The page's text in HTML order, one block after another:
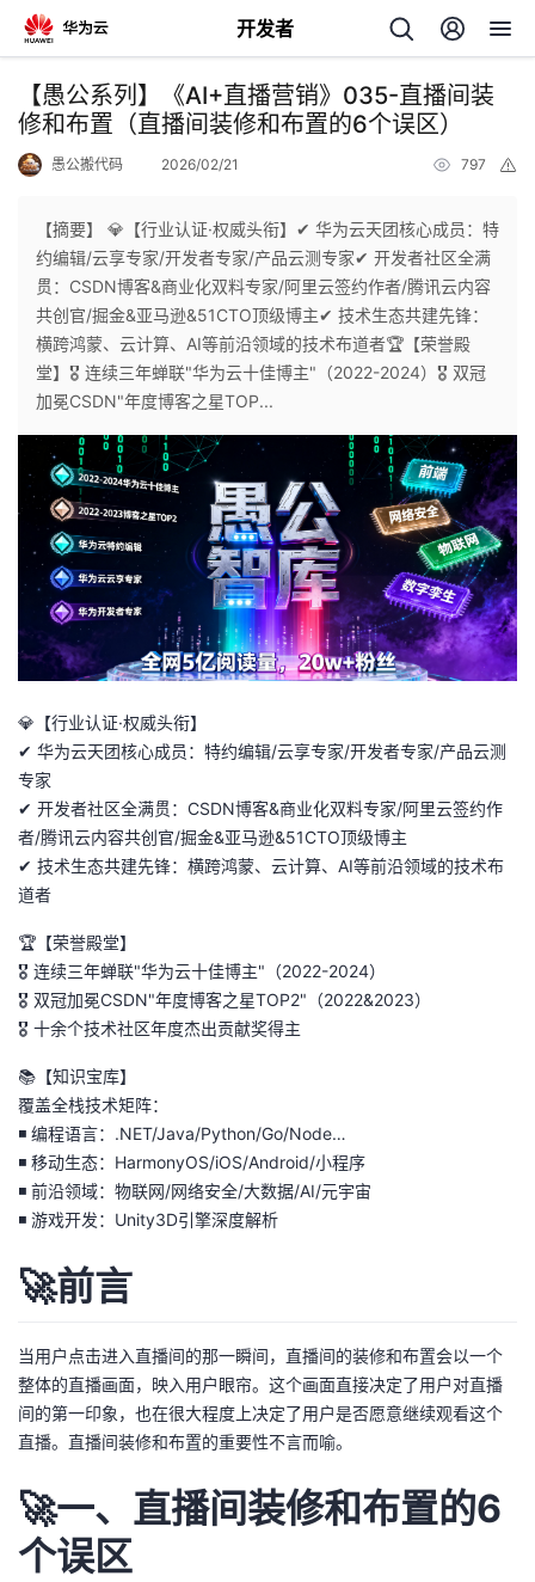
开发者
返
回
个
人
主
我
的
我
博
客
的
论
坛
我
的
圈
我
的
播
我
活
动
的
关
注
我
的
开
发
者
学
我
的
课
程
我
的
认
我
的
我
我
的
Programs
我
的
支
持
的
技
术
支
我
的
云
声
【愚公系列】《AI+直播营销》035-直播间装
修和布置（直播间装修和布置的6个误区）
愚公搬代码 2026/02/21 797
【摘要】 💎【行业认证·权威头衔】✔ 华为云天团核心成员：特
约编辑/云享专家/开发者专家/产品云测专家✔ 开发者社区全满
贯：CSDN博客&商业化双料专家/阿里云签约作者/腾讯云内容
共创官/掘金&亚马逊&51CTO顶级博主✔ 技术生态共建先锋：
横跨鸿蒙、云计算、AI等前沿领域的技术布道者🏆【荣誉殿
堂】🎖 连续三年蝉联"华为云十佳博主"（2022-2024）🎖 双冠
加冕CSDN"年度博客之星TOP...
💎【行业认证·权威头衔】
✔ 华为云天团核心成员：特约编辑/云享专家/开发者专家/产品云测
专家
✔ 开发者社区全满贯：CSDN博客&商业化双料专家/阿里云签约作
者/腾讯云内容共创官/掘金&亚马逊&51CTO顶级博主
✔ 技术生态共建先锋：横跨鸿蒙、云计算、AI等前沿领域的技术布
道者
🏆【荣誉殿堂】
🎖 连续三年蝉联"华为云十佳博主"（2022-2024）
🎖 双冠加冕CSDN"年度博客之星TOP2"（2022&2023）
🎖 十余个技术社区年度杰出贡献奖得主
📚【知识宝库】
覆盖全栈技术矩阵：
◾ 编程语言：.NET/Java/Python/Go/Node…
◾ 移动生态：HarmonyOS/iOS/Android/小程序
◾ 前沿领域：物联网/网络安全/大数据/AI/元宇宙
◾ 游戏开发：Unity3D引擎深度解析
🚀前言
当用户点击进入直播间的那一瞬间，直播间的装修和布置会以一个
整体的直播画面，映入用户眼帘。这个画面直接决定了用户对直播
间的第一印象，也在很大程度上决定了用户是否愿意继续观看这个
直播。直播间装修和布置的重要性不言而喻。
🚀一、直播间装修和布置的6
个误区